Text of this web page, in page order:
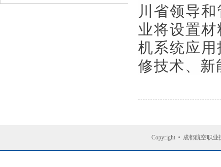
川省领导
业将设置
机系统应
修技术、新
Copyright • 成都航空职业